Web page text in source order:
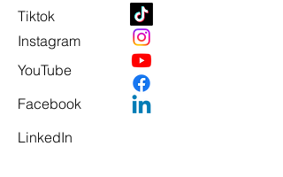
Tiktok
Instagram
YouTube
Facebook
LinkedIn